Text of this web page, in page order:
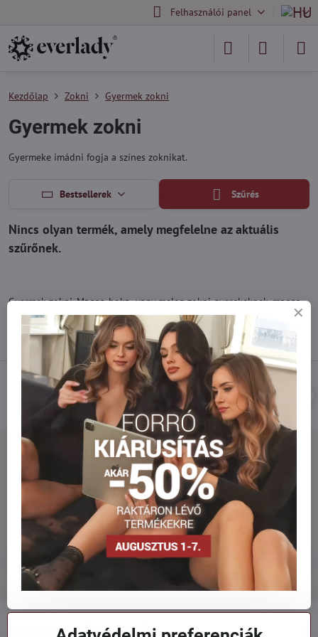
Felhasználói panel
Kezdőlap Zokni Gyermek zokni
Gyermek zokni
Gyermeke imádni fogja a színes zoknikat.
Bestsellerek Szűrés
Gyermek zokni. Magas, boka- vagy meleg zokni gyerekeknek, magas
arányban jó minőségű pamuttal, mind a gyerekeknek, mind a
szülőknek tetszeni fog.
INGYENES SZÁLLÍTÁS
19.000 Ft feletti rendelésnél
SZÁLLÍTÁS FUTÁRRAL
Gyors és olcsó szállítás
Hírlevél
Hírlevél "beiratkozás":
"Iratkozz
Minden a vásárlásról